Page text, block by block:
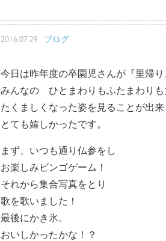
2016.07.29 ブログ
今日は昨年度の卒園児さんが『里帰
みんなの ひとまわりもふたまわりも
たくましくなった姿を見ることが出来
とても嬉しかったです。
まず、いつも通り仏参をし
お楽しみビンゴゲーム！
それから集合写真をとり
歌を歌いました！
最後にかき氷。
おいしかったかな！？